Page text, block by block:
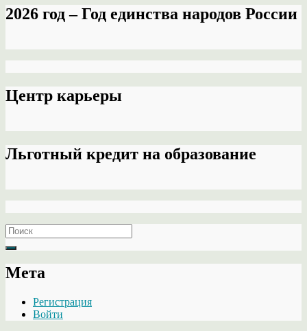
2026 год – Год единства народов России
Центр карьеры
Льготный кредит на образование
Search
for:
Мета
Регистрация
Войти